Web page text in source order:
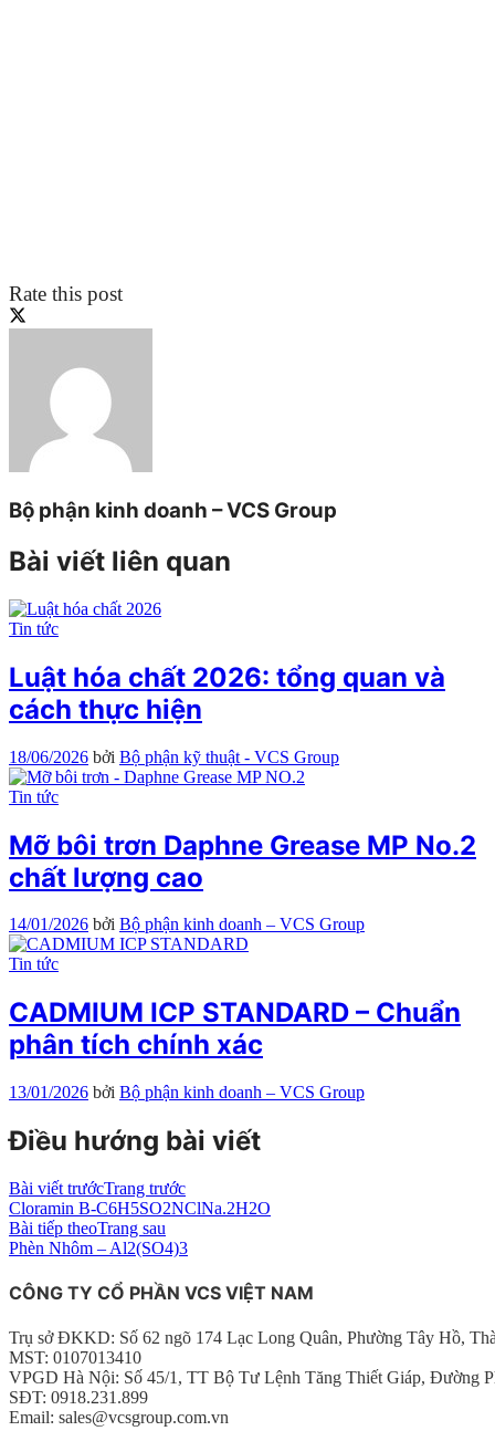
Rate this post
Bộ phận kinh doanh – VCS Group
Bài viết liên quan
Tin tức
Luật hóa chất 2026: tổng quan và
cách thực hiện
18/06/2026 bởi Bộ phận kỹ thuật - VCS Group
Tin tức
Mỡ bôi trơn Daphne Grease MP No.2
chất lượng cao
14/01/2026 bởi Bộ phận kinh doanh – VCS Group
Tin tức
CADMIUM ICP STANDARD – Chuẩn
phân tích chính xác
13/01/2026 bởi Bộ phận kinh doanh – VCS Group
Điều hướng bài viết
Bài viết trướcTrang trước
Cloramin B-C6H5SO2NClNa.2H2O
Bài tiếp theoTrang sau
Phèn Nhôm – Al2(SO4)3
CÔNG TY CỔ PHẦN VCS VIỆT NAM
Trụ sở ĐKKD: Số 62 ngõ 174 Lạc Long Quân, Phường Tây Hồ,
MST: 0107013410
VPGD Hà Nội: Số 45/1, TT Bộ Tư Lệnh Tăng Thiết Giáp, Đường
SĐT: 0918.231.899
Email: sales@vcsgroup.com.vn